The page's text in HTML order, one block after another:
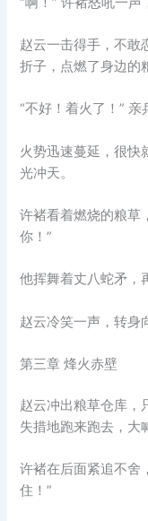
赵云一击得手，不敢
折子，点燃了身边的
“不好！着火了！” 亲
火势迅速蔓延，很快
光冲天。
许褚看着燃烧的粮草
你！”
他挥舞着丈八蛇矛，
赵云冷笑一声，转身
第三章 烽火赤壁
赵云冲出粮草仓库，
失措地跑来跑去，大
许褚在后面紧追不舍
住！”